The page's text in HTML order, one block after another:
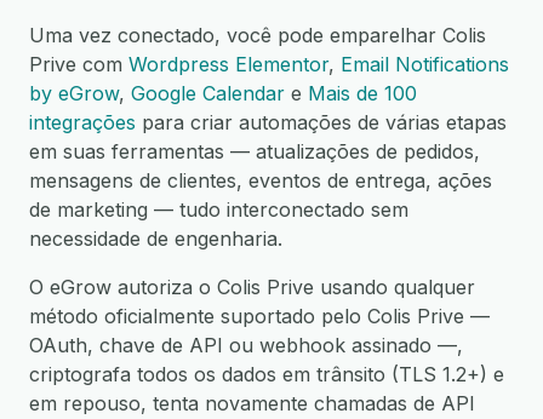
Uma vez conectado, você pode emparelhar Colis
Prive com Wordpress Elementor, Email Notifications
by eGrow, Google Calendar e Mais de 100
integrações para criar automações de várias etapas
em suas ferramentas — atualizações de pedidos,
mensagens de clientes, eventos de entrega, ações
de marketing — tudo interconectado sem
necessidade de engenharia.
O eGrow autoriza o Colis Prive usando qualquer
método oficialmente suportado pelo Colis Prive —
OAuth, chave de API ou webhook assinado —,
criptografa todos os dados em trânsito (TLS 1.2+) e
em repouso, tenta novamente chamadas de API